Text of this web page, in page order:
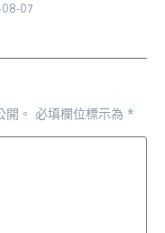
08-07
。 必填欄位標示為 *